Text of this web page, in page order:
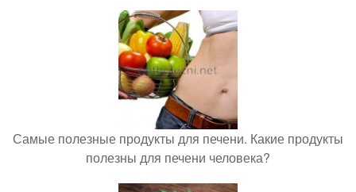
Самые полезные продукты для печени. Какие продукты
полезны для печени человека?